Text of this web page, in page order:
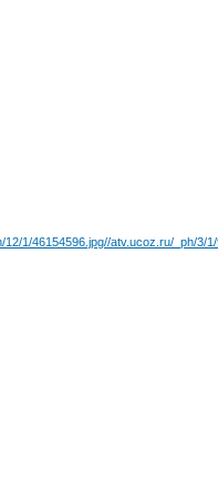
12/1/46154596.jpg//atv.ucoz.ru/_ph/3/